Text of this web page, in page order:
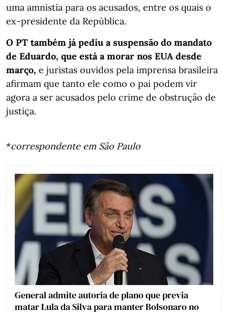
uma amnistia para os acusados, entre os quais o
ex-presidente da República.
O PT também já pediu a suspensão do mandato
de Eduardo, que está a morar nos EUA desde
março, e juristas ouvidos pela imprensa brasileira
afirmam que tanto ele como o pai podem vir
agora a ser acusados pelo crime de obstrução de
justiça.
*correspondente em São Paulo
General admite autoria de plano que previa
matar Lula da Silva para manter Bolsonaro no